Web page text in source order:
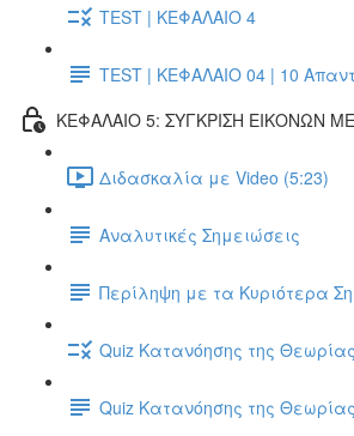
TEST | ΚΕΦΑΛΑΙΟ 4
TEST | ΚΕΦΑΛΑΙΟ 04 | 10
ΚΕΦΑΛΑΙΟ 5: ΣΥΓΚΡΙΣΗ ΕΙΚΟΝΩΝ
Διδασκαλία με Video (5:23)
Αναλυτικές Σημειώσεις
Περίληψη με τα Κυριότερα
Quiz Κατανόησης της
Quiz Κατανόησης της